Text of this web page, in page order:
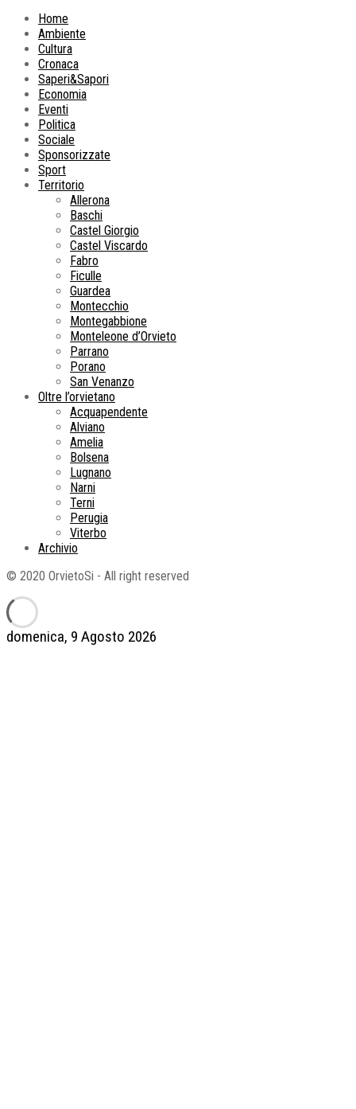
domenica, 9 Agosto 2026
Home
Ambiente
Cultura
Cronaca
Saperi&Sapori
Economia
Eventi
Politica
Sociale
Sponsorizzate
Sport
Territorio
Allerona
Baschi
Castel Giorgio
Castel Viscardo
Fabro
Ficulle
Guardea
Montecchio
Montegabbione
Monteleone d’Orvieto
Parrano
Porano
San Venanzo
Oltre l’orvietano
Acquapendente
Alviano
Amelia
Bolsena
Lugnano
Narni
Terni
Perugia
Viterbo
Archivio
© 2020 OrvietoSi - All right reserved